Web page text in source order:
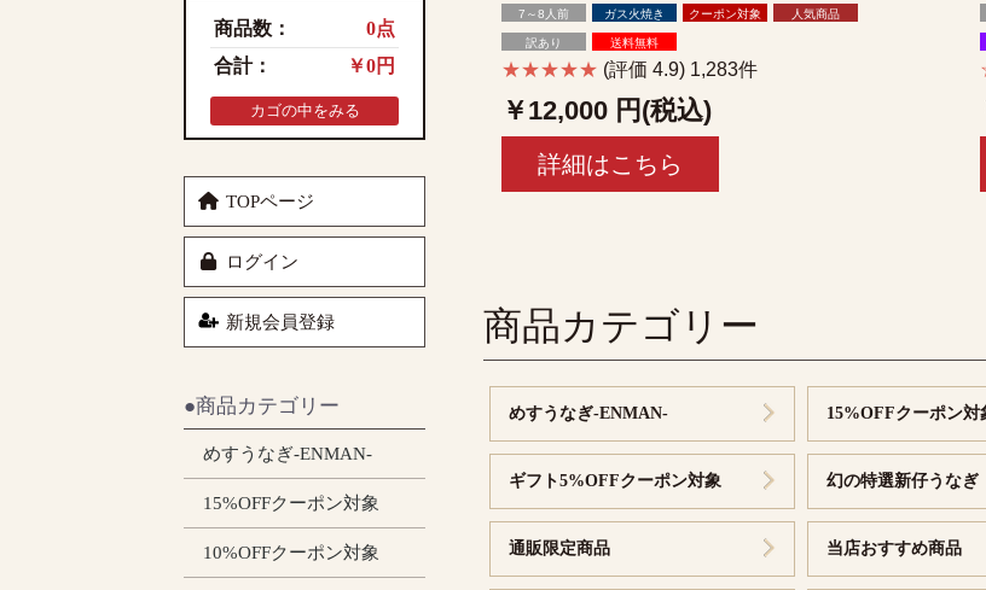
7～8人前 ガス火焼き クーポン対象 人気商品
訳あり 送料無料
★★★★★ (評価 4.9) 1,283件
￥12,000 円(税込)
詳細はこちら
商品カテゴリー
めすうなぎ-ENMAN- 15%OFFクーポン対
ギフト5%OFFクーポン対象 幻の特選新仔うなぎ
通販限定商品 当店おすすめ商品
商品数：
0点
合計：
￥0円
カゴの中をみる
TOPページ
ログイン
新規会員登録
●商品カテゴリー
めすうなぎ-ENMAN-
15%OFFクーポン対象
10%OFFクーポン対象